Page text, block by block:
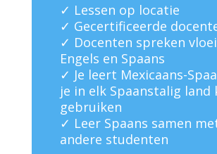
✓ Lessen op locatie
✓ Gecertificeerde
✓ Docenten spreken
Engels en Spaans
✓ Je leert Mexicaans-
je in elk Spaanstalig land
gebruiken
✓ Leer Spaans samen
andere studenten